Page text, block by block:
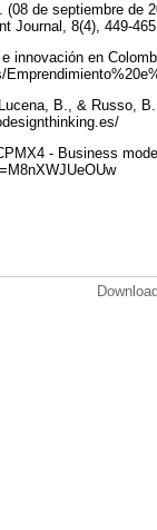
de septiembre de
Journal, 8(4), 449-
innovación en
B., & Russo,
- Business